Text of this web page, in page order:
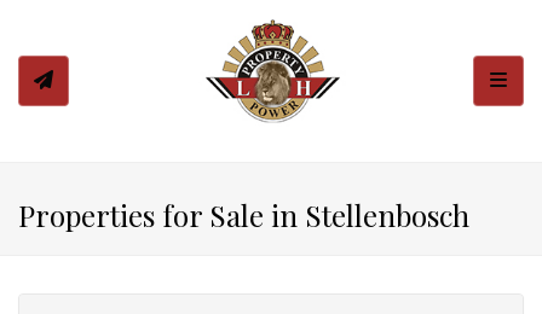
Properties for Sale in Stellenbosch